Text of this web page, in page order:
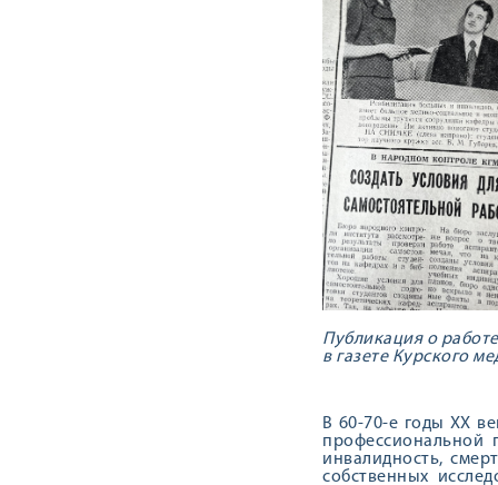
Публикация о
в газете Курского
В 60-70-е годы XX
профессиональной
инвалидность,
собственных